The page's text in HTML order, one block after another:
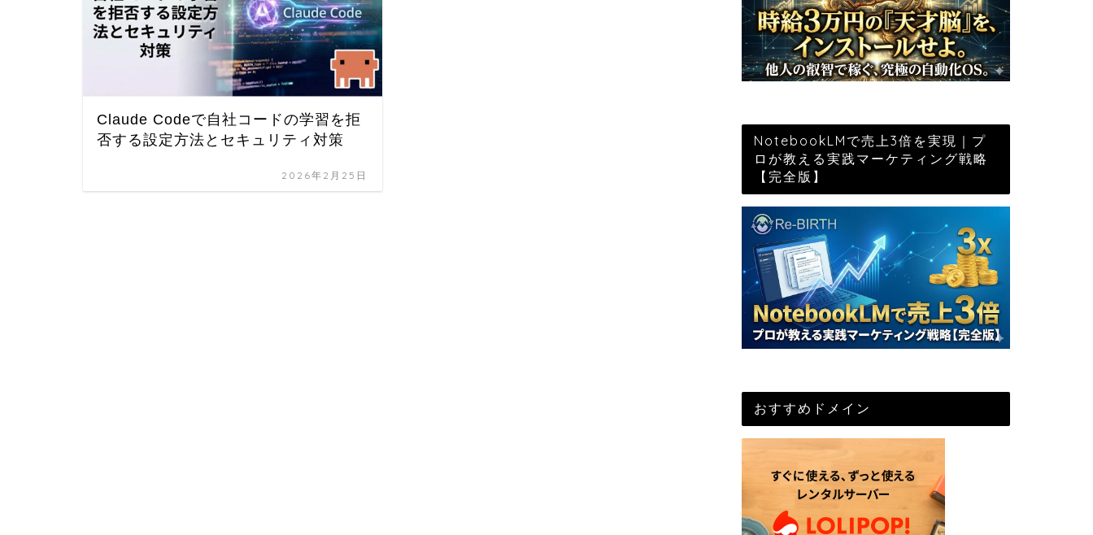
Claude Codeで自社コードの学習を拒
否する設定方法とセキュリティ対策
2026年2月25日
NotebookLMで売上3倍を実現｜プ
ロが教える実践マーケティング戦略
【完全版】
おすすめドメイン